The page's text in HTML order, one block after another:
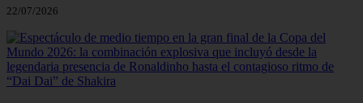
22/07/2026